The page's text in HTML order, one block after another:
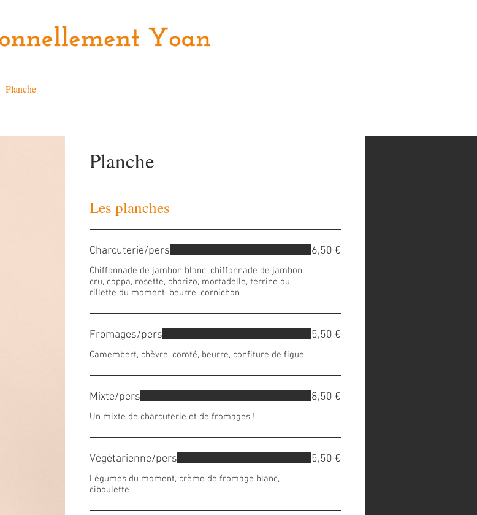
Planche
Planche
Les planches
Charcuterie/pers
Chiffonnade de jambon blanc, chiffonnade de jambon
cru, coppa, rosette, chorizo, mortadelle, terrine ou
rillette du moment, beurre, cornichon
6,50 €
Fromages/pers
Camembert, chèvre, comté, beurre, confiture de figue
5,50 €
Mixte/pers
Un mixte de charcuterie et de fromages !
8,50 €
Végétarienne/pers
Légumes du moment, crème de fromage blanc,
ciboulette
5,50 €